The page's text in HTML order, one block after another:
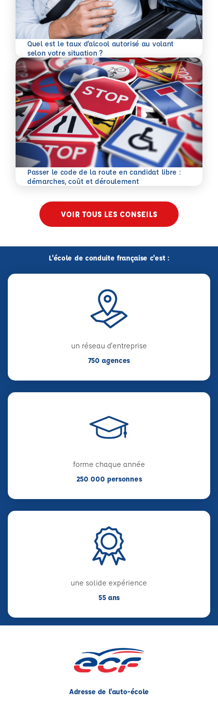
Quel est le taux d’alcool autorisé au volant
selon votre situation ?
En savoir plus
Passer le code de la route en candidat libre :
démarches, coût et déroulement
En savoir plus
VOIR TOUS LES CONSEILS
L'école de conduite française c'est :
un réseau d'entreprise
750 agences
forme chaque année
250 000 personnes
une solide expérience
55 ans
Adresse de l'auto-école